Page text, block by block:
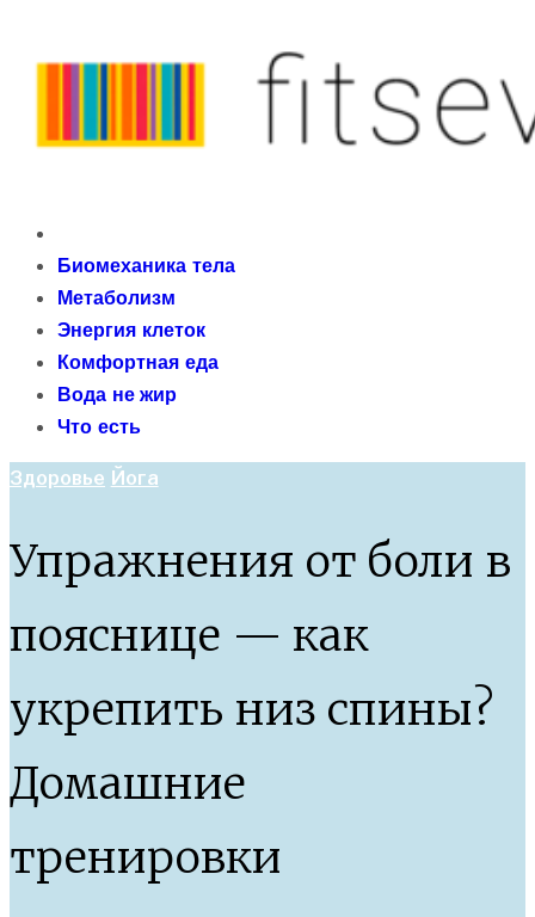
сайт о метаболизме и энергетической адаптации
организма после 40 лет
Primary
MenuБиомеханика тела
Метаболизм
Энергия клеток
Комфортная еда
Вода не жир
Что есть
Здоровье Йога
Упражнения от боли в
пояснице — как
укрепить низ спины?
Домашние
тренировки